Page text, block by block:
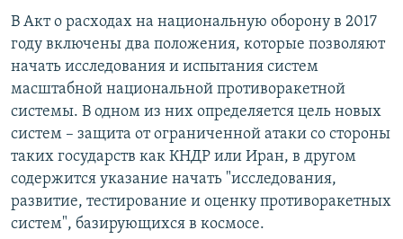
В Акт о расходах на национальную оборону в 2017
году включены два положения, которые позволяют
начать исследования и испытания систем
масштабной национальной противоракетной
системы. В одном из них определяется цель новых
систем – защита от ограниченной атаки со стороны
таких государств как КНДР или Иран, в другом
содержится указание начать "исследования,
развитие, тестирование и оценку противоракетных
систем", базирующихся в космосе.